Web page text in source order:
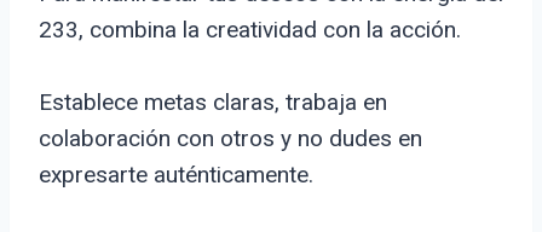
233, combina la creatividad con la acción.
Establece metas claras, trabaja en
colaboración con otros y no dudes en
expresarte auténticamente.